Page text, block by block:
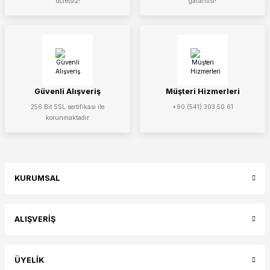
Güvenli Alışveriş
256 Bit SSL sertifikası ile
korunmaktadır
Müşteri Hizmerleri
+90 (541) 303 50 61
KURUMSAL
ALIŞVERİŞ
ÜYELİK